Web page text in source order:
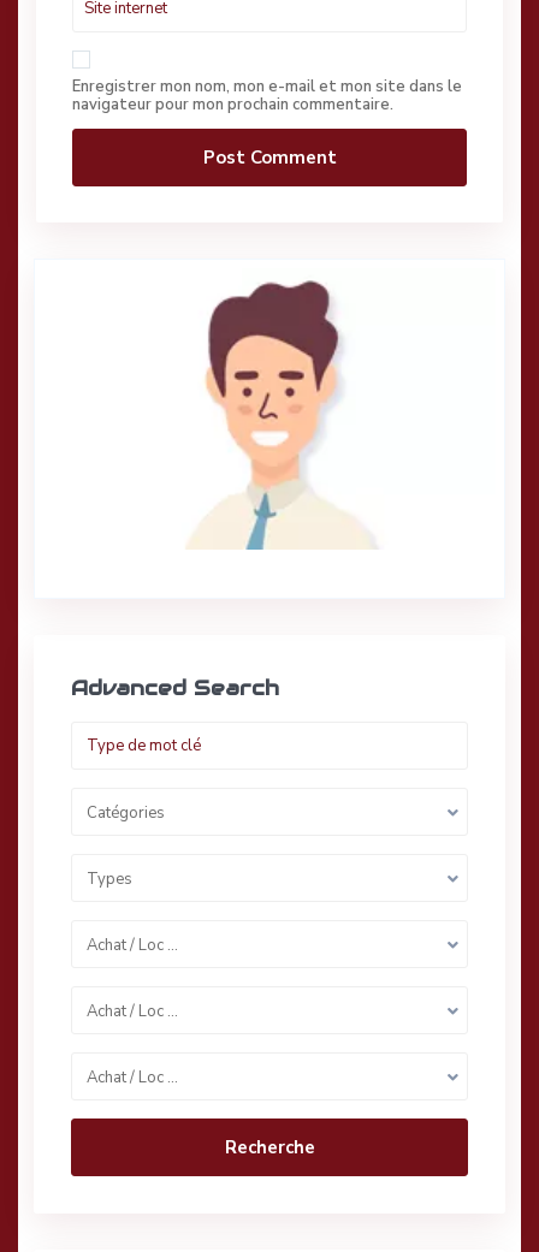
Enregistrer mon nom, mon e-mail et mon site dans le
navigateur pour mon prochain commentaire.
Advanced Search
Catégories
Types
Achat / Loc …
Achat / Loc …
Achat / Loc …
Recherche